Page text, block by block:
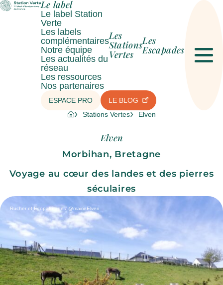
Le label
Le label Station
Verte
Les labels
complémentaires
Notre équipe
Les actualités du
réseau
Les ressources
Nos partenaires
Les
Stations
Vertes
Les
Escapades
ESPACE PRO LE BLOG
Stations Vertes Elven
Elven
Morbihan, Bretagne
Voyage au cœur des landes et des pierres
séculaires
Rucher et Ecopaturage / @mairieElven